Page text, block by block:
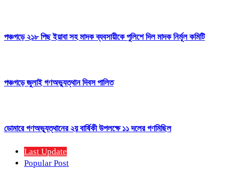
পঞ্চগড়ে ২১৮ পিছ ইয়াবা সহ মাদক ব্যবসায়ীকে পুলিশে দিল মাদক নির্মূল কমিটি
পঞ্চগড়ে জুলাই গণঅভ্যুত্থান দিবস পালিত
ডোমারে গণঅভ্যূত্থানের ২য় বার্ষিকী উপলক্ষে ১১ দলের গণমিছিল
Last Update
Popular Post